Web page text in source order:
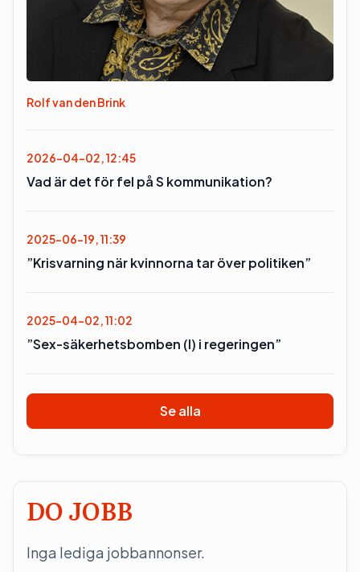
Rolf van den Brink
2026-04-02, 12:45
Vad är det för fel på S kommunikation?
2025-06-19, 11:39
”Krisvarning när kvinnorna tar över politiken”
2025-04-02, 11:02
”Sex-säkerhetsbomben (l) i regeringen”
Se alla
DO JOBB
Inga lediga jobbannonser.